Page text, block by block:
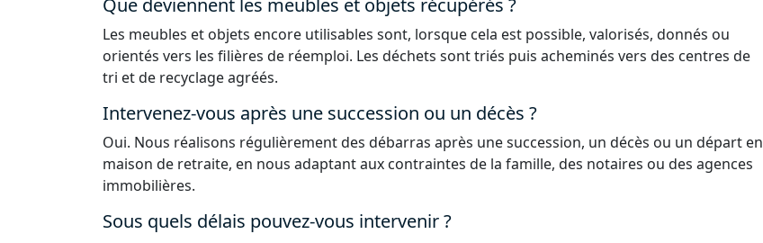
Que deviennent les meubles et objets récupérés ?
Les meubles et objets encore utilisables sont, lorsque cela est possible, valorisés, donnés ou
orientés vers les filières de réemploi. Les déchets sont triés puis acheminés vers des centres de
tri et de recyclage agréés.
Intervenez-vous après une succession ou un décès ?
Oui. Nous réalisons régulièrement des débarras après une succession, un décès ou un départ en
maison de retraite, en nous adaptant aux contraintes de la famille, des notaires ou des agences
immobilières.
Sous quels délais pouvez-vous intervenir ?